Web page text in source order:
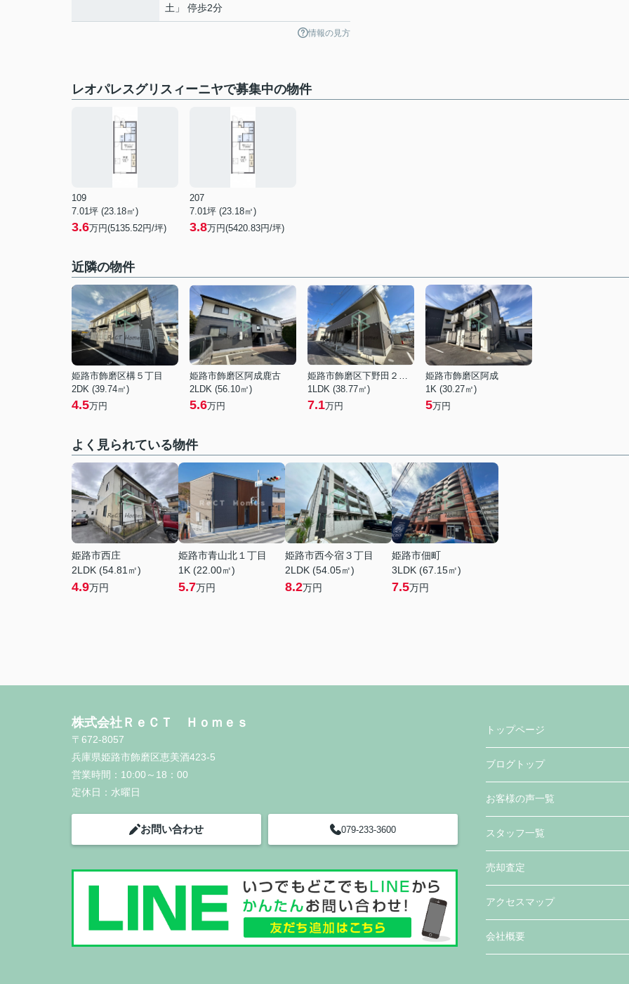
土」 停歩2分
情報の見方
レオパレスグリスィーニヤで募集中の物件
109
7.01坪 (23.18㎡)
3.6万円(5135.52円/坪)
207
7.01坪 (23.18㎡)
3.8万円(5420.83円/坪)
近隣の物件
姫路市飾磨区構５丁目
2DK (39.74㎡)
4.5万円
姫路市飾磨区阿成鹿古
2LDK (56.10㎡)
5.6万円
姫路市飾磨区下野田２丁目
1LDK (38.77㎡)
7.1万円
姫路市飾磨区阿成
1K (30.27㎡)
5万円
よく見られている物件
姫路市西庄
2LDK (54.81㎡)
4.9万円
姫路市青山北１丁目
1K (22.00㎡)
5.7万円
姫路市西今宿３丁目
2LDK (54.05㎡)
8.2万円
姫路市佃町
3LDK (67.15㎡)
7.5万円
株式会社ＲｅＣＴ Ｈｏｍｅｓ
〒672-8057
兵庫県姫路市飾磨区恵美酒423-5
営業時間： 10:00～18：00
定休日： 水曜日
お問い合わせ 079-233-3600
トップページ
ブログトップ
お客様の声一覧
スタッフ一覧
売却査定
アクセスマップ
会社概要